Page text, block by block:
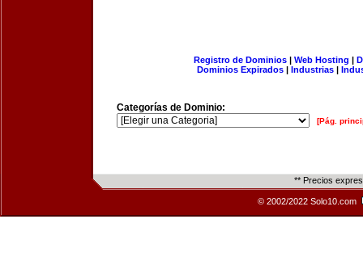
Registro de Dominios| Web Hosting |
Dominios Expirados | Industrias |
Categorías de Dominio:
[Pág.
** Precios
© 2002/2022 Solo10.com